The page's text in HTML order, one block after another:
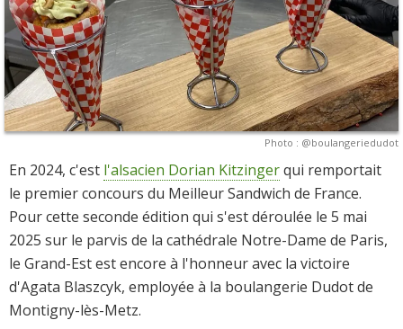
Photo : @boulangeriedudot
En 2024, c'est l'alsacien Dorian Kitzingerqui remportait
le premier concours du Meilleur Sandwich de France.
Pour cette seconde édition qui s'est déroulée le 5 mai
2025 sur le parvis de la cathédrale Notre-Dame de Paris,
le Grand-Est est encore à l'honneur avec la victoire
d'Agata Blaszcyk, employée à la boulangerie Dudot de
Montigny-lès-Metz.